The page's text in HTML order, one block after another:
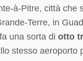
à-Pitre, città che
Terre, in
una sorta diotto
stesso aeroporto